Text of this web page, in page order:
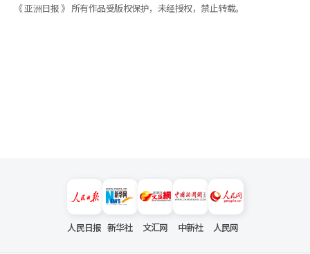
《 亚洲日报 》 所有作品受版权保护，未经授权，禁止转载。
人民日报 新华社 文汇网 中新社 人民网